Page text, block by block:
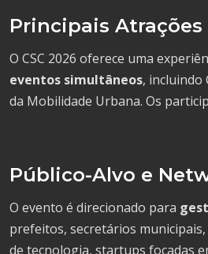
Principais
O CSC 2026 oferece uma
eventos simultâneos, incluindo
da Mobilidade Urbana. Os
Público-Alvo e
O evento é direcionado para
prefeitos, secretários
de tecnologia, startups focadas